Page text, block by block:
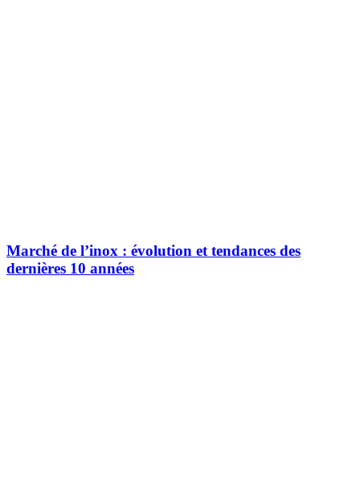
Marché de l’inox : évolution et tendances des
dernières 10 années